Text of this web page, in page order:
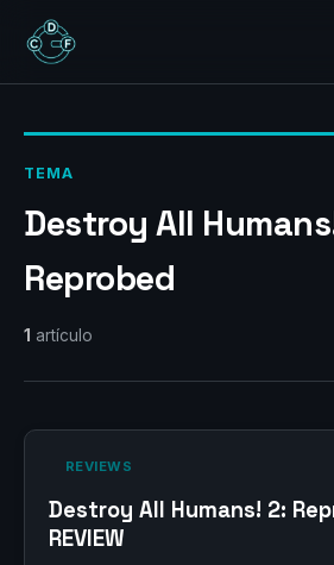
REVIEWS
TEMA
Destroy All
Reprobed
1 artículo
‎ REVIEWS‎
Destroy All Humans! 2:
REVIEW